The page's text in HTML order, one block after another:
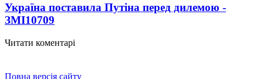
Україна поставила Путіна перед дилемою -
ЗМІ10709
Читати коментарі
Повна версія сайту